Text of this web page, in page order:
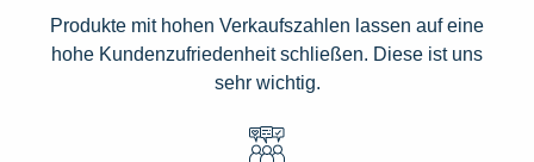
Produkte mit hohen Verkaufszahlen lassen auf eine
hohe Kundenzufriedenheit schließen. Diese ist uns
sehr wichtig.